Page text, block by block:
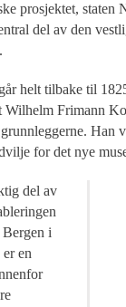
prosjektet, staten
del av den
helt tilbake til
Wilhelm Frimann
Han
for det nye
del av
i
en